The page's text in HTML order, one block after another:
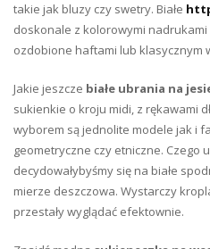
takie jak bluzy czy swetry. Białe
doskonale z kolorowymi
ozdobione haftami lub klasycznym
Jakie jeszcze białe ubrania na
sukienkie o kroju midi, z rękawami
wyborem są jednolite modele jak i
geometryczne czy etniczne. Czego
decydowałybyśmy się na białe
mierze deszczowa. Wystarczy
przestały wyglądać efektownie.